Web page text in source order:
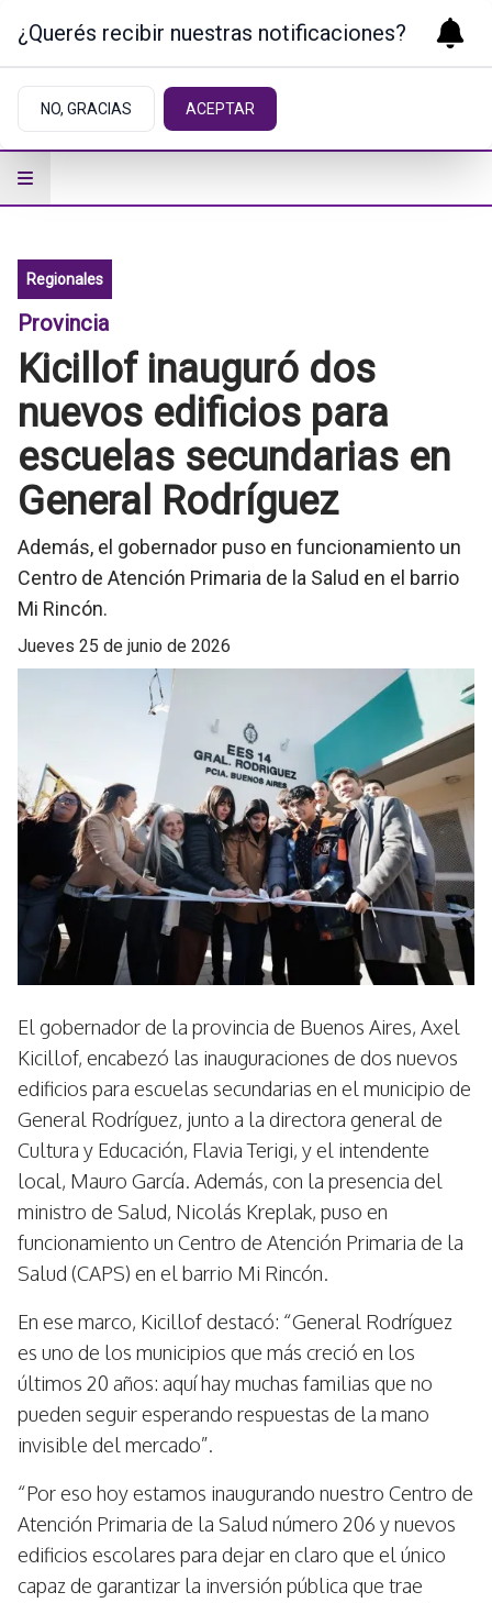
Regionales
Provincia
Kicillof inauguró dos
nuevos edificios para
escuelas secundarias en
General Rodríguez
Además, el gobernador puso en funcionamiento un
Centro de Atención Primaria de la Salud en el barrio
Mi Rincón.
jueves 25 de junio de 2026
El gobernador de la provincia de Buenos Aires, Axel
Kicillof, encabezó las inauguraciones de dos nuevos
edificios para escuelas secundarias en el municipio de
General Rodríguez, junto a la directora general de
Cultura y Educación, Flavia Terigi, y el intendente
local, Mauro García. Además, con la presencia del
ministro de Salud, Nicolás Kreplak, puso en
funcionamiento un Centro de Atención Primaria de la
Salud (CAPS) en el barrio Mi Rincón.
En ese marco, Kicillof destacó: “General Rodríguez
es uno de los municipios que más creció en los
últimos 20 años: aquí hay muchas familias que no
pueden seguir esperando respuestas de la mano
invisible del mercado”.
“Por eso hoy estamos inaugurando nuestro Centro de
Atención Primaria de la Salud número 206 y nuevos
edificios escolares para dejar en claro que el único
capaz de garantizar la inversión pública que trae
¿Querés recibir nuestras notificaciones?
NO, GRACIAS ACEPTAR